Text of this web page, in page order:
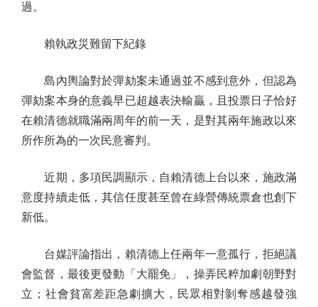
過。
賴執政災難留下紀錄
島內輿論對於彈劾案未通過並不感到意外，但認為
彈劾案本身的意義早已超越表決輸贏，且投票日子恰好
在賴清德就職滿兩周年的前一天，是對其兩年施政以來
所作所為的一次民意審判。
近期，多項民調顯示，自賴清德上台以來，施政滿
意度持續走低，其信任度甚至曾在綠營傳統票倉也創下
新低。
台媒評論指出，賴清德上任兩年一意孤行，拒絕議
會監督，最後更發動「大罷免」，操弄民粹加劇朝野對
立；社會貧富差距急劇擴大，民眾相對剝奪感越發強